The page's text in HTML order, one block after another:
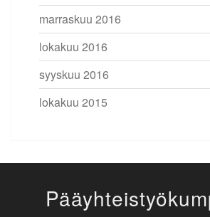
marraskuu 2016
lokakuu 2016
syyskuu 2016
lokakuu 2015